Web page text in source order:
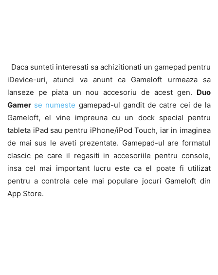
Daca sunteti interesati sa achizitionati un gamepad pentru
iDevice-uri, atunci va anunt ca Gameloft urmeaza sa
lanseze pe piata un nou accesoriu de acest gen. Duo
Gamer se numeste gamepad-ul gandit de catre cei de la
Gameloft, el vine impreuna cu un dock special pentru
tableta iPad sau pentru iPhone/iPod Touch, iar in imaginea
de mai sus le aveti prezentate. Gamepad-ul are formatul
clascic pe care il regasiti in accesoriile pentru console,
insa cel mai important lucru este ca el poate fi utilizat
pentru a controla cele mai populare jocuri Gameloft din
App Store.